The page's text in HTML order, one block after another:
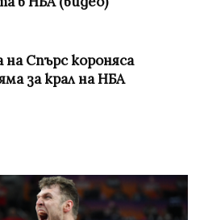
на Спърс короняса
за крал на НБА